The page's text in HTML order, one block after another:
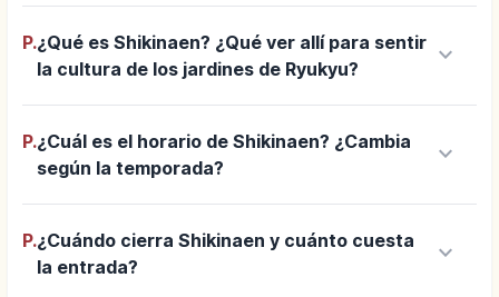
P.¿Qué es Shikinaen? ¿Qué ver allí para sentir
la cultura de los jardines de Ryukyu?
keyboard_arrow_down
P.¿Cuál es el horario de Shikinaen? ¿Cambia
según la temporada?
keyboard_arrow_down
P.¿Cuándo cierra Shikinaen y cuánto cuesta
la entrada?
keyboard_arrow_down